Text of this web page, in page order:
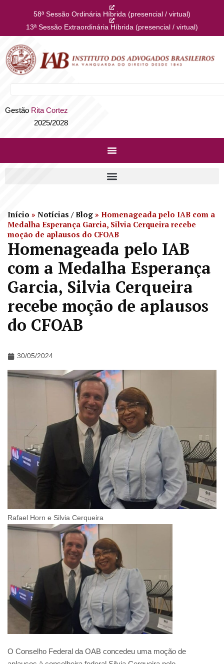
58ª Sessão Ordinária Híbrida (presencial / virtual)
13ª Sessão Extraordinária Híbrida (presencial / virtual)
Gestão Rita Cortez
2025/2028
Início » Notícias / Blog » Homenageada pelo IAB com a
Medalha Esperança Garcia, Silvia Cerqueira recebe
moção de aplausos do CFOAB
Homenageada pelo IAB
com a Medalha Esperança
Garcia, Silvia Cerqueira
recebe moção de aplausos
do CFOAB
30/05/2024
Rafael Horn e Silvia Cerqueira
O Conselho Federal da OAB concedeu uma moção de